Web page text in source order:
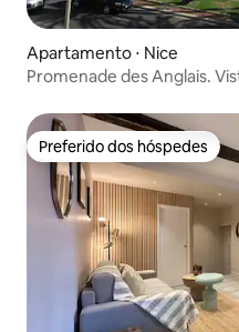
Apartamento ⋅ Nice
Promenade des Anglais.
Preferido dos hóspedes
Preferido dos hóspedes